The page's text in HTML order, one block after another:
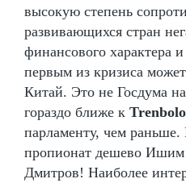
высокую степень
развивающихся стран
финансового характера
первым из кризиса
Китай. Это не Госдума
гораздо ближе к
парламенту, чем раньше.
пропионат дешево Ишим
Дмитров! Наиболее